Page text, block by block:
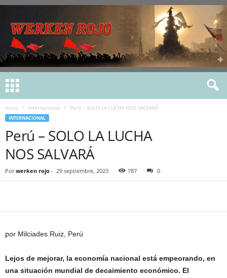
Inicio Internacional Perú – SOLO LA LUCHA NOS SALVARÁ
INTERNACIONAL
Perú – SOLO LA LUCHA
NOS SALVARÁ
Por werken rojo - 29 septiembre, 2023 787 0
por Milciades Ruiz, Perú
Lejos de mejorar, la economía nacional está empeorando, en
una situación mundial de decaimiento económico. El